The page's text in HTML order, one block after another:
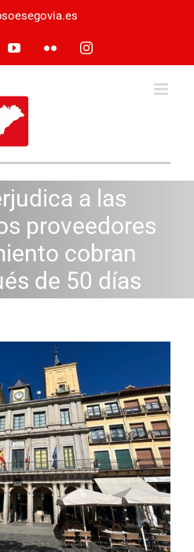
YouTubeFlickr Instagram
a las
proveedores
cobran
de 50 días